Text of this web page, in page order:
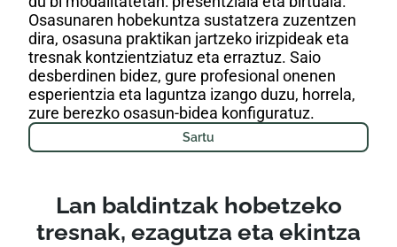
Osasunaren hobekuntza sustatzera zuzentzen
dira, osasuna praktikan jartzeko irizpideak eta
tresnak kontzientziatuz eta erraztuz. Saio
desberdinen bidez, gure profesional onenen
esperientzia eta laguntza izango duzu, horrela,
zure berezko osasun-bidea konfiguratuz.
Sartu
Lan baldintzak hobetzeko
tresnak, ezagutza eta ekintza